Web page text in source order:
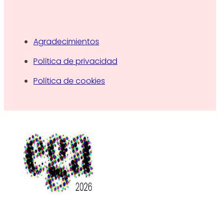
Agradecimientos
Política de privacidad
Política de cookies